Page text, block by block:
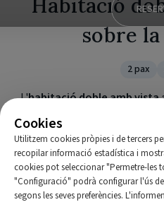
Habitació
sobre
L'habitació doble amb vista
d'una estada relaxant amb
l'hotel. La seva decoració
confortable creen un entorn
viure uns dies de descans a
2 pax
Cookies
Utilitzem cookies pròpies i de tercers
recopilar informació estadística i
cookies pot seleccionar "Permetre-les
"Configuració" podrà configurar l'ús
segons les seves preferències.